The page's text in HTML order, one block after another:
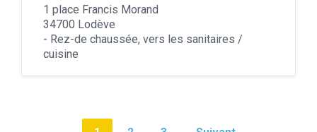
1 place Francis Morand
34700 Lodève
- Rez-de chaussée, vers les sanitaires /
cuisine